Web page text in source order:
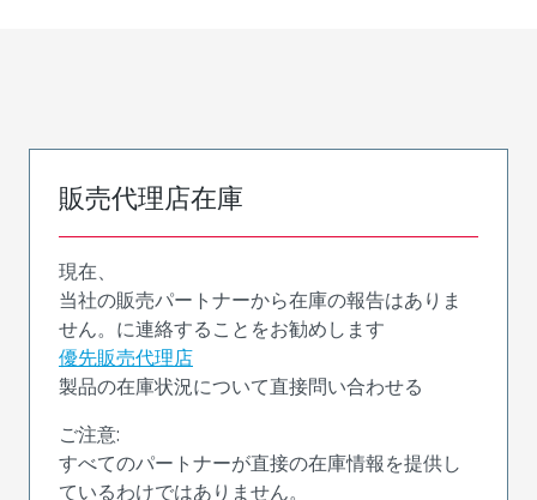
販売代理店在庫
現在、
当社の販売パートナーから在庫の報告はありま
せん。に連絡することをお勧めします
優先販売代理店
製品の在庫状況について直接問い合わせる
ご注意:
すべてのパートナーが直接の在庫情報を提供し
ているわけではありません。